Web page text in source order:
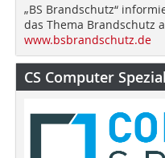
„BS Brandschutz“
das Thema Brandschutz
www.bsbrandschutz.de
CS Computer Spezial